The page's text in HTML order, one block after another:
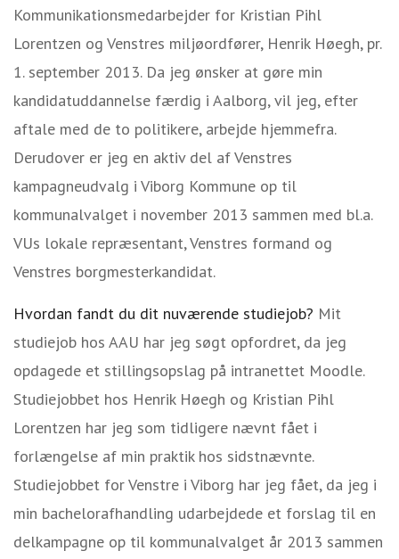
Kommunikationsmedarbejder for Kristian Pihl
Lorentzen og Venstres miljøordfører, Henrik Høegh, pr.
1. september 2013. Da jeg ønsker at gøre min
kandidatuddannelse færdig i Aalborg, vil jeg, efter
aftale med de to politikere, arbejde hjemmefra.
Derudover er jeg en aktiv del af Venstres
kampagneudvalg i Viborg Kommune op til
kommunalvalget i november 2013 sammen med bl.a.
VUs lokale repræsentant, Venstres formand og
Venstres borgmesterkandidat.
Hvordan fandt du dit nuværende studiejob? Mit
studiejob hos AAU har jeg søgt opfordret, da jeg
opdagede et stillingsopslag på intranettet Moodle.
Studiejobbet hos Henrik Høegh og Kristian Pihl
Lorentzen har jeg som tidligere nævnt fået i
forlængelse af min praktik hos sidstnævnte.
Studiejobbet for Venstre i Viborg har jeg fået, da jeg i
min bachelorafhandling udarbejdede et forslag til en
delkampagne op til kommunalvalget år 2013 sammen